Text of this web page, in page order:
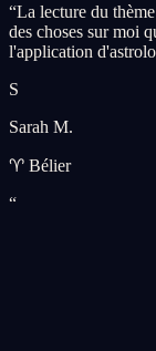
“La lecture du
des choses sur moi
l'application
S
Sarah M.
♈ Bélier
“